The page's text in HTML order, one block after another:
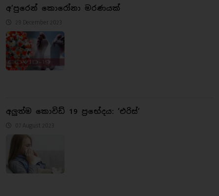
අ’පුරෙන් කොරෝනා මරණයක්
29 December 2023
අලුත්ම කොවිඩ් 19 ප්‍රභේදය: ’එරිස්’
07 August 2023